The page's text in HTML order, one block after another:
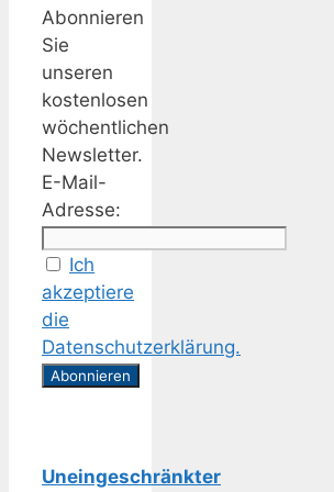
Abonnieren
Sie
unseren
kostenlosen
wöchentlichen
Newsletter.
E-Mail-
Adresse:
Ich
akzeptiere
die
Datenschutzerklärung.
Uneingeschränkter